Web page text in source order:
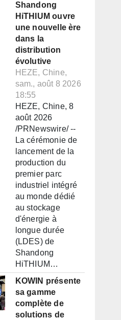
Shandong
HiTHIUM ouvre
une nouvelle ère
dans la
distribution
évolutive
HEZE, Chine,
sam., août 8 2026
18:55
HEZE, Chine, 8
août 2026
/PRNewswire/ --
La cérémonie de
lancement de la
production du
premier parc
industriel intégré
au monde dédié
au stockage
d'énergie à
longue durée
(LDES) de
Shandong
HiTHIUM…
KOWIN présente
sa gamme
complète de
solutions de